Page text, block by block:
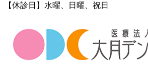
【休診日】水曜、日曜、祝日